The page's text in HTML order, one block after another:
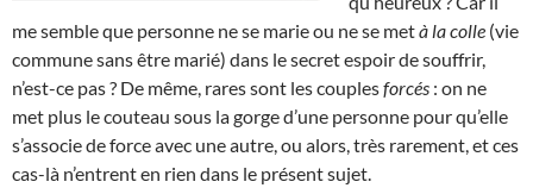
me semble que personne ne se marie ou ne se metà la colle (vie
commune sans être marié) dans le secret espoir de souffrir,
n’est-ce pas ? De même, rares sont les couplesforcés : on ne
met plus le couteau sous la gorge d’une personne pour qu’elle
s’associe de force avec une autre, ou alors, très rarement, et ces
cas-là n’entrent en rien dans le présent sujet.